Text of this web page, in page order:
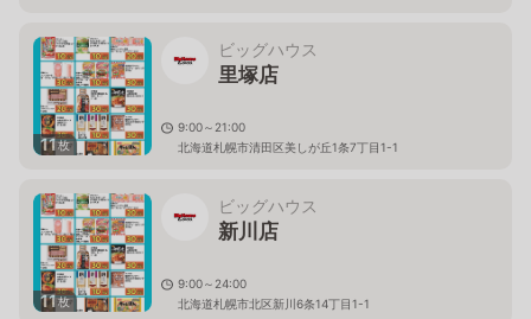
11枚
ビッグハウス
里塚店
9:00～21:00
北海道札幌市清田区美しが丘1条7丁目1-1
11枚
ビッグハウス
新川店
9:00～24:00
北海道札幌市北区新川6条14丁目1-1